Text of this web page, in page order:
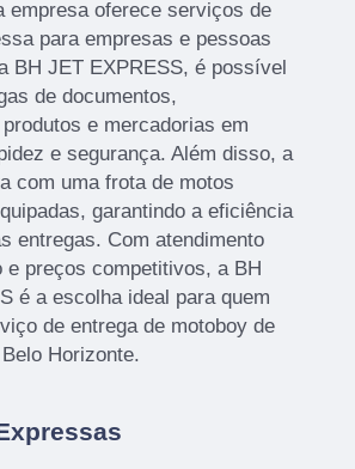
empresa oferece serviços de
para empresas e pessoas
BH JET EXPRESS, é possível
de documentos,
e mercadorias em
e segurança. Além disso, a
com uma frota de motos
garantindo a eficiência
entregas. Com atendimento
e preços competitivos, a BH
é a escolha ideal para quem
de entrega de motoboy de
Horizonte.